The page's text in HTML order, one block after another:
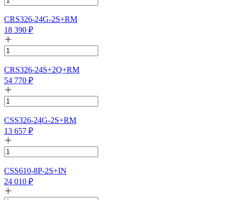
CRS326-24G-2S+RM
18 390 ₽
CRS326-24S+2Q+RM
54 770 ₽
CSS326-24G-2S+RM
13 657 ₽
CSS610-8P-2S+IN
24 010 ₽